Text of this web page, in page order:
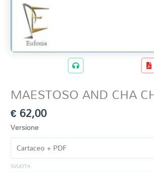
MAESTOSO AND CHA
€62,00
Versione
SVUOTA